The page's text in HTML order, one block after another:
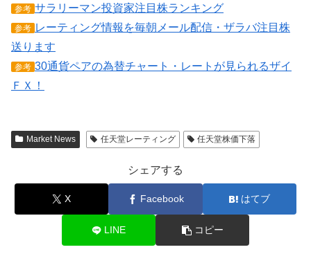
参考 サラリーマン投資家注目株ランキング
参考 レーティング情報を毎朝メール配信・ザラバ注目株
送ります
参考 30通貨ペアの為替チャート・レートが見られるザイ
ＦＸ！
Market News 任天堂レーティング 任天堂株価下落
シェアする
X Facebook はてブ
LINE コピー